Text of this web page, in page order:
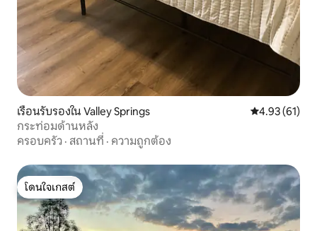
เรือนรับรองใน Valley Springs คะแนนเฉลี่ย
4.93 (61)
กระท่อมด้านหลัง
ครอบครัว · สถานที่ · ความถูกต้อง
โดนใจเกสต์
โดนใจเกสต์